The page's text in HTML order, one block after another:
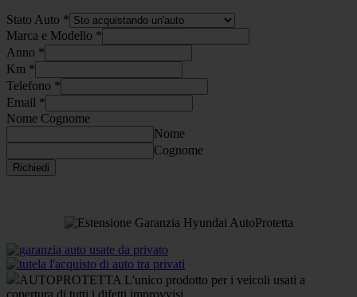
Stato Auto *
Marca e Modello *
Anno *
Km *
Telefono *
Email *
Nome Cognome
Nome
Cognome
Richiedi
AUTOPROTETTA L'unico prodotto per i veicoli usati a
copertura di tutti i difetti improvvisi